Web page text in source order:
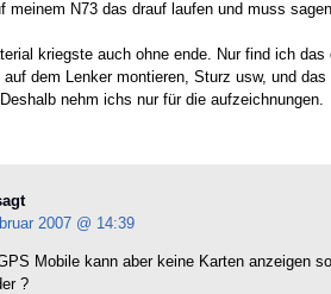
meinem N73 das drauf laufen und muss
kriegste auch ohne ende. Nur find ich
dem Lenker montieren, Sturz usw, und
nehm ichs nur für die aufzeichnungen.
2007 @ 14:39
Mobile kann aber keine Karten anzeigen
?